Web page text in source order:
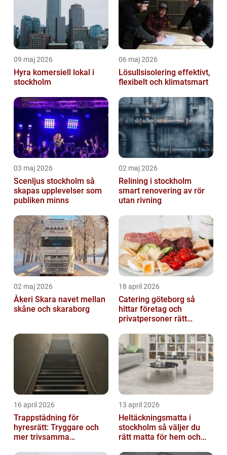
09 maj 2026
Hyra komersiell lokal i
stockholm
06 maj 2026
Lösullsisolering effektivt,
flexibelt och klimatsmart
03 maj 2026
Scenljus stockholm så
skapas upplevelser som
publiken minns
02 maj 2026
Relining i stockholm
smart renovering av rör
utan rivning
02 maj 2026
Åkeri Skara navet mellan
skåne och skaraborg
18 april 2026
Catering göteborg så
hittar företag och
privatpersoner rätt
16 april 2026
Trappstädning för
hyresrätt: Tryggare och
mer trivsamma
13 april 2026
Heltäckningsmatta i
stockholm så väljer du
rätt matta för hem och